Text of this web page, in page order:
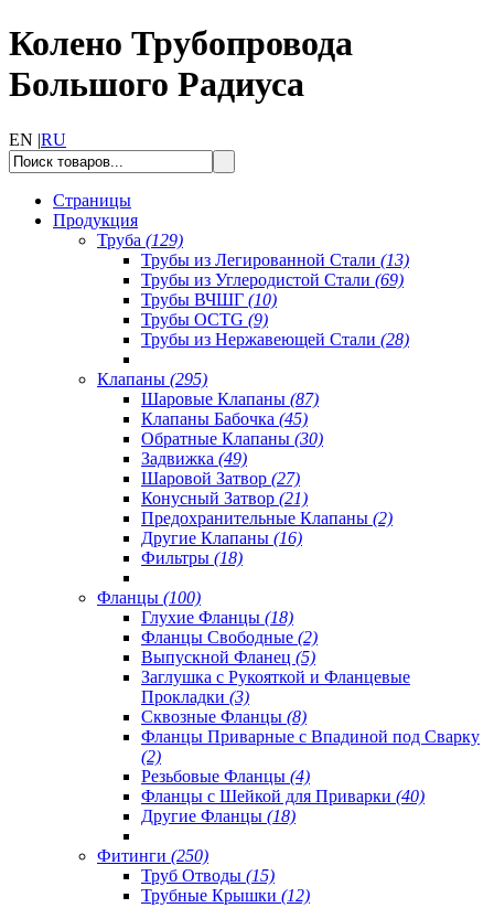
Колено Трубопровода
Большого Радиуса
EN |RU
Страницы
Продукция
Труба (129)
Трубы из Легированной Стали (13)
Трубы из Углеродистой Стали (69)
Трубы ВЧШГ (10)
Трубы OCTG (9)
Трубы из Нержавеющей Стали (28)
Клапаны (295)
Шаровые Клапаны (87)
Клапаны Бабочка (45)
Обратные Клапаны (30)
Задвижка (49)
Шаровой Затвор (27)
Конусный Затвор (21)
Предохранительные Клапаны (2)
Другие Клапаны (16)
Фильтры (18)
Фланцы (100)
Глухие Фланцы (18)
Фланцы Свободные (2)
Выпускной Фланец (5)
Заглушка с Рукояткой и Фланцевые
Прокладки (3)
Сквозные Фланцы (8)
Фланцы Приварные с Впадиной под Сварку
(2)
Резьбовые Фланцы (4)
Фланцы с Шейкой для Приварки (40)
Другие Фланцы (18)
Фитинги (250)
Труб Отводы (15)
Трубные Крышки (12)